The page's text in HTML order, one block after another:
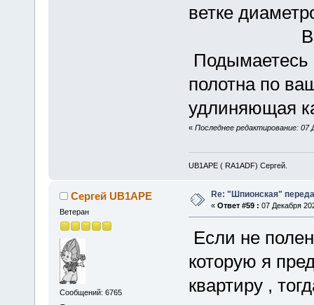
ветке
Подымаетесь
полотна по
удлиняющая
« Последнее редактирование: 07
UB1APE ( RA1ADF) Сергей.
Сергей UB1APE
Ветеран
Сообщений: 6765
Re: "Шпионская"
« Ответ #59 : 07 Декабря
Если не
которую я
квартиру ,